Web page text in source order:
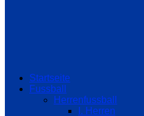
Startseite
Fussball
Herrenfussball
I. Herren